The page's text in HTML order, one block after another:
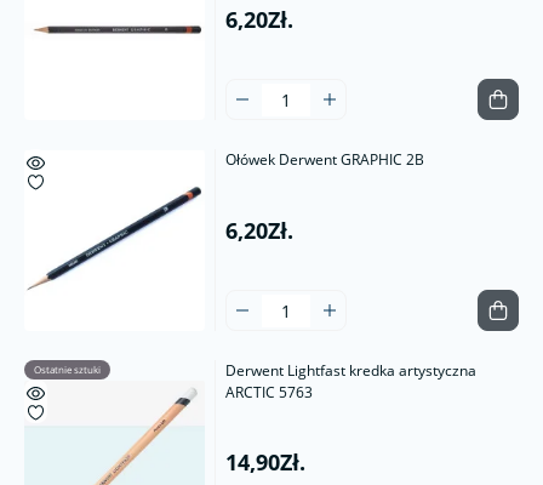
6,20Zł.
Ołówek Derwent GRAPHIC 2B
6,20Zł.
Ostatnie sztuki
Derwent Lightfast kredka artystyczna
ARCTIC 5763
14,90Zł.